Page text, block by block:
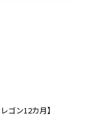
ゴン12カ月】